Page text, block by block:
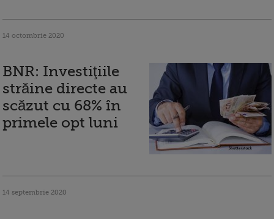
14 octombrie 2020
BNR: Investiţiile
străine directe au
scăzut cu 68% în
primele opt luni
14 septembrie 2020